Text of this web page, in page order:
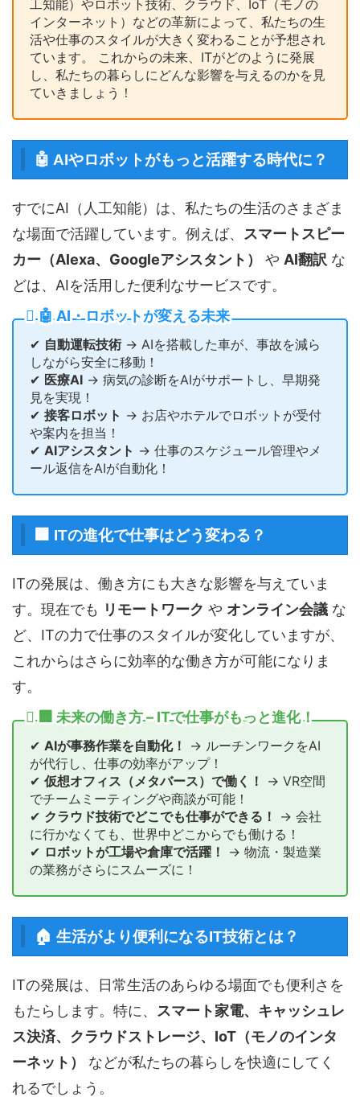
工知能）やロボット技術、クラウド、IoT（モノの
インターネット）などの革新によって、私たちの生
活や仕事のスタイルが大きく変わることが予想され
ています。 これからの未来、ITがどのように発展
し、私たちの暮らしにどんな影響を与えるのかを見
ていきましょう！
🤖 AIやロボットがもっと活躍する時代に？
すでにAI（人工知能）は、私たちの生活のさまざま
な場面で活躍しています。例えば、 スマートスピー
カー（Alexa、Googleアシスタント）
や AI翻訳 な
どは、AIを活用した便利なサービスです。
🤖 AI・ロボットが変える未来
✔ 自動運転技術 → AIを搭載した車が、事故を減ら
しながら安全に移動！
✔ 医療AI → 病気の診断をAIがサポートし、早期発
見を実現！
✔ 接客ロボット → お店やホテルでロボットが受付
や案内を担当！
✔ AIアシスタント → 仕事のスケジュール管理やメ
ール返信をAIが自動化！
🏢 ITの進化で仕事はどう変わる？
ITの発展は、働き方にも大きな影響を与えていま
す。現在でも リモートワーク や オンライン会議 な
ど、ITの力で仕事のスタイルが変化していますが、
これからはさらに効率的な働き方が可能になりま
す。
🏢 未来の働き方 – ITで仕事がもっと進化！
✔ AIが事務作業を自動化！
→ ルーチンワークをAI
が代行し、仕事の効率がアップ！
✔ 仮想オフィス（メタバース）で働く！
→ VR空間
でチームミーティングや商談が可能！
✔ クラウド技術でどこでも仕事ができる！
→ 会社
に行かなくても、世界中どこからでも働ける！
✔ ロボットが工場や倉庫で活躍！
→ 物流・製造業
の業務がさらにスムーズに！
🏠 生活がより便利になるIT技術とは？
ITの発展は、日常生活のあらゆる場面でも便利さを
もたらします。特に、 スマート家電、キャッシュレ
ス決済、クラウドストレージ、IoT（モノのインタ
ーネット）
などが私たちの暮らしを快適にしてく
れるでしょう。